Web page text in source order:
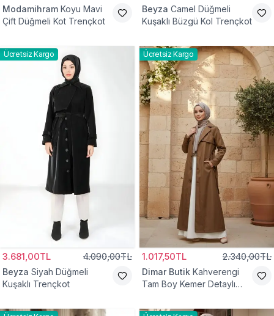
Modamihram Koyu Mavi
Çift Düğmeli Kot Trençkot
Beyza Camel Düğmeli
Kuşaklı Büzgü Kol Trençkot
Ücretsiz Kargo
3.681,00TL 4.090,00TL
Beyza Siyah Düğmeli
Kuşaklı Trençkot
Ücretsiz Kargo
1.017,50TL 2.340,00TL
Dimar Butik Kahverengi
Tam Boy Kemer Detaylı